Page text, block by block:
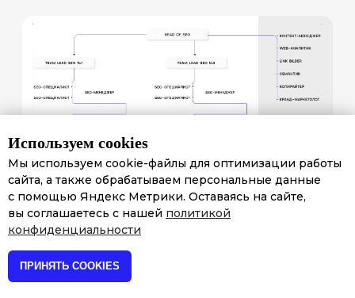
Используем cookies
Мы используем cookie-файлы для оптимизации работы
сайта, а также обрабатываем персональные данные
с помощью Яндекс Метрики. Оставаясь на сайте,
вы соглашаетесь с нашей политикой
конфиденциальности
ПРИНЯТЬ COOKIES